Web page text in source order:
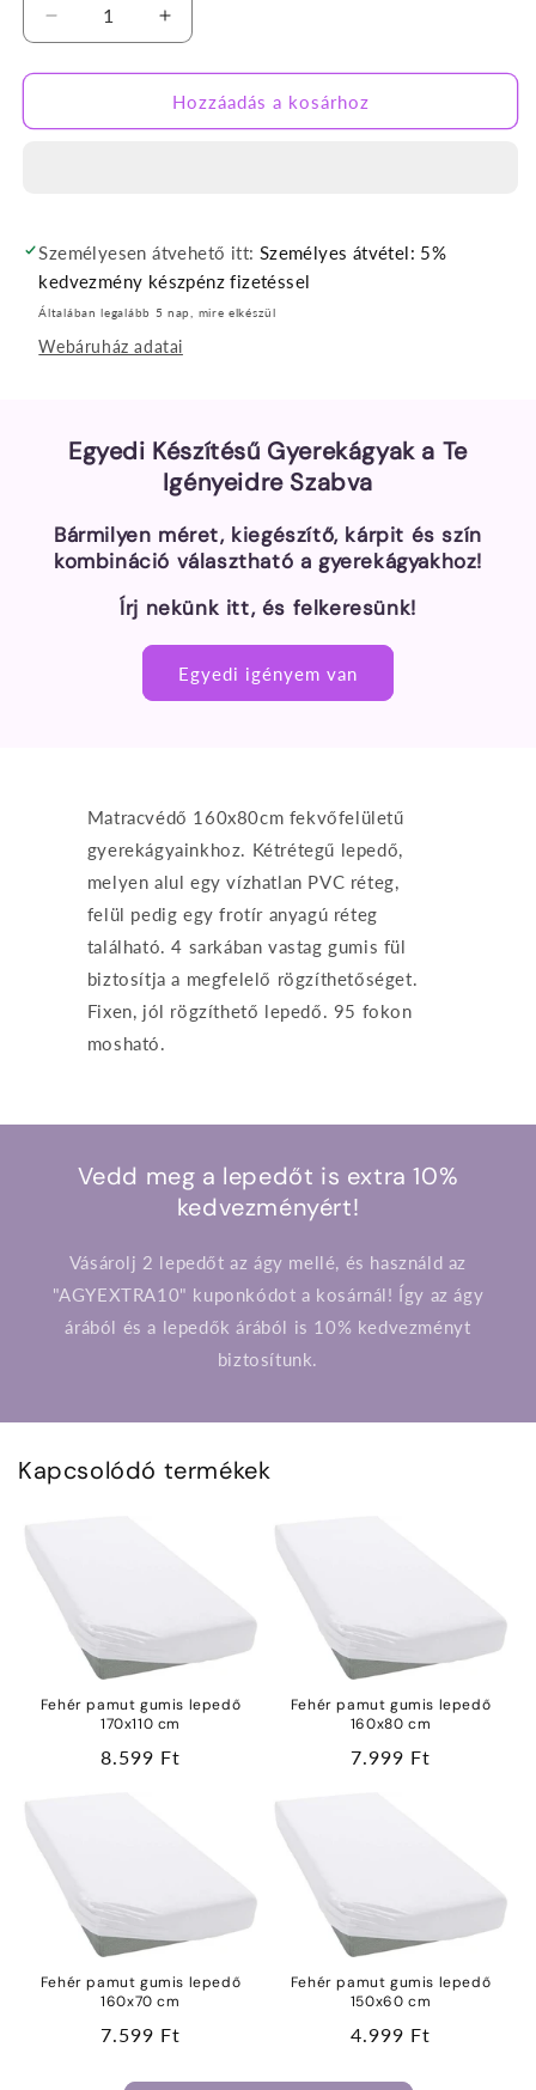
Vízhatlan
matracvédő
lepedő
160X80
csökkentése
Vízhatlan
matracvédő
lepedő
gyerekágyba
160X80
növelése
Hozzáadás a kosárhoz
Személyesen átvehető itt: Személyes átvétel: 5%
kedvezmény készpénz fizetéssel
Általában legalább 5 nap, mire elkészül
Webáruház adatai
Egyedi Készítésű Gyerekágyak a Te
Igényeidre Szabva
Bármilyen méret, kiegészítő, kárpit és szín
kombináció választható a gyerekágyakhoz!
Írj nekünk itt, és felkeresünk!
Egyedi igényem van
Matracvédő 160x80cm fekvőfelületű
gyerekágyainkhoz. Kétrétegű lepedő,
melyen alul egy vízhatlan PVC réteg,
felül pedig egy frotír anyagú réteg
található. 4 sarkában vastag gumis fül
biztosítja a megfelelő rögzíthetőséget.
Fixen, jól rögzíthető lepedő. 95 fokon
mosható.
Vedd meg a lepedőt is extra 10%
kedvezményért!
Vásárolj 2 lepedőt az ágy mellé, és használd az
"AGYEXTRA10" kuponkódot a kosárnál! Így az ágy
árából és a lepedők árából is 10% kedvezményt
biztosítunk.
Kapcsolódó termékek
Fehér pamut gumis lepedő
170x110 cm
Normál
8.599 Ft
Fehér pamut gumis lepedő
160x80 cm
Normál
7.999 Ft
Fehér pamut gumis lepedő
160x70 cm
Normál
7.599 Ft
Fehér pamut gumis lepedő
150x60 cm
Normál
4.999 Ft